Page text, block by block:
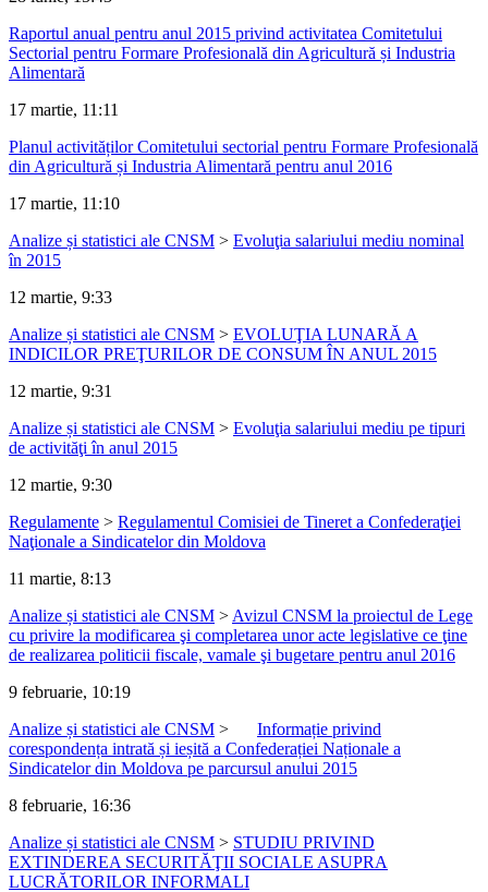
Raportul anual pentru anul 2015 privind activitatea Comitetului
Sectorial pentru Formare Profesională din Agricultură și Industria
Alimentară
17 martie, 11:11
Planul activităților Comitetului sectorial pentru Formare Profesională
din Agricultură și Industria Alimentară pentru anul 2016
17 martie, 11:10
Analize și statistici ale CNSM > Evoluţia salariului mediu nominal
în 2015
12 martie, 9:33
Analize și statistici ale CNSM > EVOLUŢIA LUNARĂ A
INDICILOR PREŢURILOR DE CONSUM ÎN ANUL 2015
12 martie, 9:31
Analize și statistici ale CNSM > Evoluţia salariului mediu pe tipuri
de activităţi în anul 2015
12 martie, 9:30
Regulamente > Regulamentul Comisiei de Tineret a Confederaţiei
Naţionale a Sindicatelor din Moldova
11 martie, 8:13
Analize și statistici ale CNSM > Avizul CNSM la proiectul de Lege
cu privire la modificarea şi completarea unor acte legislative ce ţine
de realizarea politicii fiscale, vamale şi bugetare pentru anul 2016
9 februarie, 10:19
Analize și statistici ale CNSM >
Informație privind
corespondența intrată și ieșită a Confederației Naționale a
Sindicatelor din Moldova pe parcursul anului 2015
8 februarie, 16:36
Analize și statistici ale CNSM > STUDIU PRIVIND
EXTINDEREA SECURITĂŢII SOCIALE ASUPRA
LUCRĂTORILOR INFORMALI